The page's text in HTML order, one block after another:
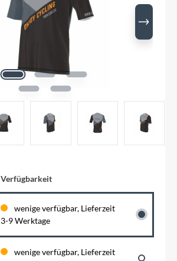
Verfügbarkeit
wenige verfügbar, Lieferzeit
3-9 Werktage
wenige verfügbar, Lieferzeit